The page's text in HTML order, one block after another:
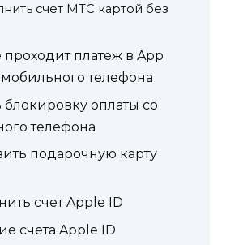
счет МТС картой без
платеж в App
мобильного телефона
блокировку оплаты со
телефона
подарочную карту
счет Apple ID
счета Apple ID